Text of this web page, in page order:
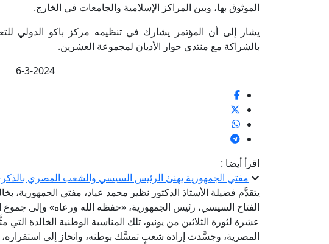
الموثوق بها، وبين المراكز الإسلامية والجامعات في الخارج.
يشار إلى أن المؤتمر يشارك في تنظيمه مركز باكو الدولي
بالشراكة مع منتدى حوار الأديان لمجموعة العشرين.
6-3-2024
اقرأ أيضا :
مفتي الجمهورية يهنئ الرئيس السيسي والشعب المصري بالذكرى
يتقدَّم فضيلة الأستاذ الدكتور نظير محمد عياد، مفتي الجمهورية،
الفتاح السيسي، رئيس الجمهورية، «حفظه الله ورعاه» وإلى جموع
عشرة لثورة الثلاثين من يونيو، تلك المناسبة الوطنية الخالدة
المصرية، وجسَّدت إرادة شعبٍ تمسَّك بوطنه، وانحاز إلى